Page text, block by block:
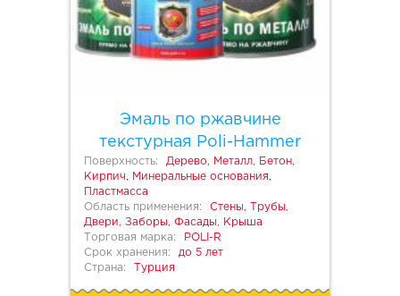
Эмаль по ржавчине
текстурная Poli-Hammer
Поверхность:
Дерево, Металл, Бетон,
Кирпич, Минеральные основания,
Пластмасса
Область применения:
Стены, Трубы,
Двери, Заборы, Фасады, Крыша
Торговая марка:
POLI-R
Срок хранения:
до 5 лет
Страна:
Турция